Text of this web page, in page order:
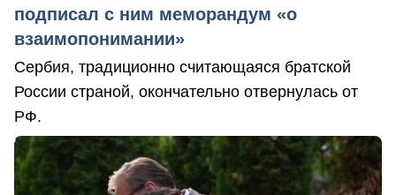
подписал с ним меморандум «о
взаимопонимании»
Сербия, традиционно считающаяся братской
России страной, окончательно отвернулась от
РФ.